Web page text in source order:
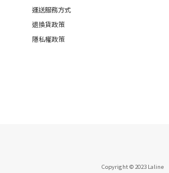
運送服務方式
退換貨政策
隱私權政策
Copyright © 2023 Laline